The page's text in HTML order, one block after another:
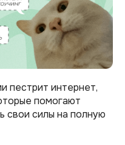
пестрит интернет,
помогают
свои силы на полную